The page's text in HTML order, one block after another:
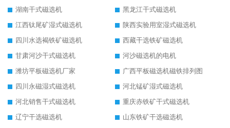
湖南干式磁选机
黑龙江干式磁选机
江西钛尾矿湿式磁选机
陕西实验用室湿式磁选机
四川水选褐铁矿磁选机
西藏干选铁矿磁选机
甘肃河沙干式磁选机
河沙磁选机的电机
潍坊平板磁选机厂家
广西平板磁选机磁铁排列图
四川永磁湿式磁选机
河北锰矿湿式磁选机
河北销售干式磁选机
重庆赤铁矿干式磁选机
辽宁干选磁选机
山东铁矿干选磁选机